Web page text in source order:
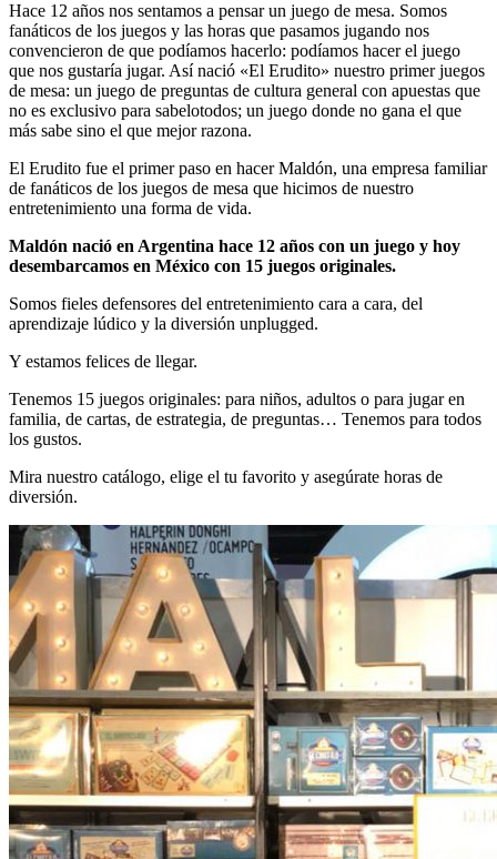
Hace 12 años nos sentamos a pensar un juego de mesa. Somos
fanáticos de los juegos y las horas que pasamos jugando nos
convencieron de que podíamos hacerlo: podíamos hacer el juego
que nos gustaría jugar. Así nació «El Erudito» nuestro primer juegos
de mesa: un juego de preguntas de cultura general con apuestas que
no es exclusivo para sabelotodos; un juego donde no gana el que
más sabe sino el que mejor razona.
El Erudito fue el primer paso en hacer Maldón, una empresa familiar
de fanáticos de los juegos de mesa que hicimos de nuestro
entretenimiento una forma de vida.
Maldón nació en Argentina hace 12 años con un juego y hoy
desembarcamos en México con 15 juegos originales.
Somos fieles defensores del entretenimiento cara a cara, del
aprendizaje lúdico y la diversión unplugged.
Y estamos felices de llegar.
Tenemos 15 juegos originales: para niños, adultos o para jugar en
familia, de cartas, de estrategia, de preguntas… Tenemos para todos
los gustos.
Mira nuestro catálogo, elige el tu favorito y asegúrate horas de
diversión.